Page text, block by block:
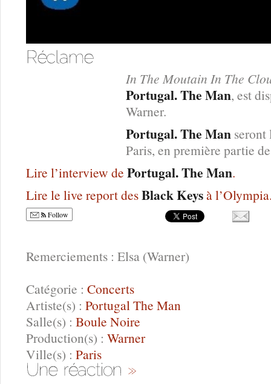
In The Moutain In The
Portugal. The Man, est
Warner.
Portugal. The Man
Paris, en première partie
Lire l’interview de Portugal. The Man.
Lire le live report desBlack Keysà
Follow
Remerciements : Elsa (Warner)
Catégorie : Concerts
Artiste(s) : Portugal The Man
Salle(s) : Boule Noire
Production(s) : Warner
Ville(s) : Paris